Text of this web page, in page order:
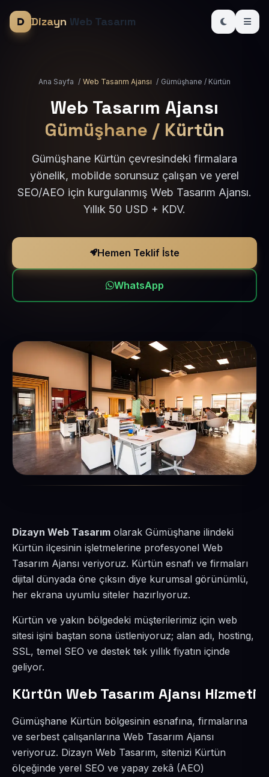
Dizayn Web Tasarım
Ana Sayfa / Web Tasarım Ajansı / Gümüşhane / Kürtün
Web Tasarım Ajansı
Gümüşhane / Kürtün
Gümüşhane Kürtün çevresindeki firmalara
yönelik, mobilde sorunsuz çalışan ve yerel
SEO/AEO için kurgulanmış Web Tasarım Ajansı.
Yıllık 50 USD + KDV.
Hemen Teklif İste
WhatsApp
Dizayn Web Tasarım olarak Gümüşhane ilindeki
Kürtün ilçesinin işletmelerine profesyonel Web
Tasarım Ajansı veriyoruz. Kürtün esnafı ve firmaları
dijital dünyada öne çıksın diye kurumsal görünümlü,
her ekrana uyumlu siteler hazırlıyoruz.
Kürtün ve yakın bölgedeki müşterilerimiz için web
sitesi işini baştan sona üstleniyoruz; alan adı, hosting,
SSL, temel SEO ve destek tek yıllık fiyatın içinde
geliyor.
Kürtün Web Tasarım Ajansı Hizmeti
Gümüşhane Kürtün bölgesinin esnafına, firmalarına
ve serbest çalışanlarına Web Tasarım Ajansı
veriyoruz. Dizayn Web Tasarım, sitenizi Kürtün
ölçeğinde yerel SEO ve yapay zekâ (AEO)